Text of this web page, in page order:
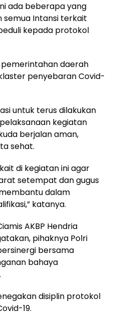
ada beberapa yang
semua Intansi terkait
kepada protokol
pemerintahan daerah
penyebaran Covid-
untuk terus dilakukan
kegiatan
berjalan aman,
sehat.
di kegiatan ini agar
setempat dan gugus
dalam
katanya.
AKBP Hendria
pihaknya Polri
bersama
bahaya
disiplin protokol
19.